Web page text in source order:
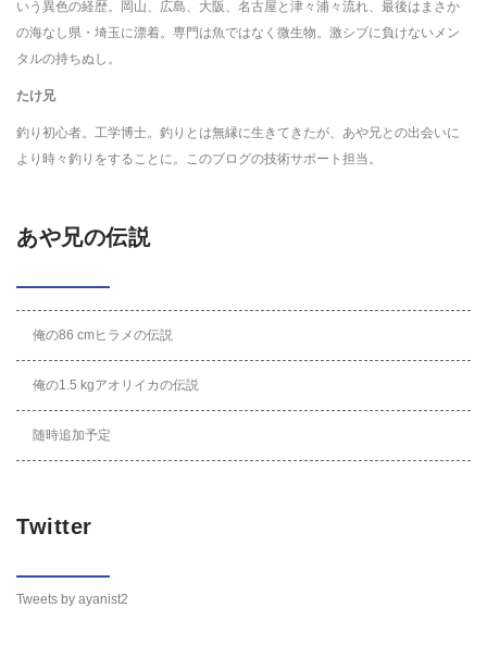
いう異色の経歴。岡山、広島、大阪、名古屋と津々浦々流れ、最後はまさか
の海なし県・埼玉に漂着。専門は魚ではなく微生物。激シブに負けないメン
タルの持ちぬし。
たけ兄
釣り初心者。工学博士。釣りとは無縁に生きてきたが、あや兄との出会いに
より時々釣りをすることに。このブログの技術サポート担当。
あや兄の伝説
俺の86 cmヒラメの伝説
俺の1.5 kgアオリイカの伝説
随時追加予定
Twitter
Tweets by ayanist2